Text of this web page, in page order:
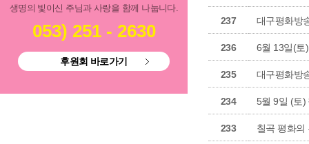
생명의 빛이신 주님과 사랑을 함께 나눕니다.
053) 251 - 2630
후원회 바로가기
237 대구평화방
236 6월 13일(토
235 대구평화방
234 5월 9일 (토)
233 칠곡 평화의